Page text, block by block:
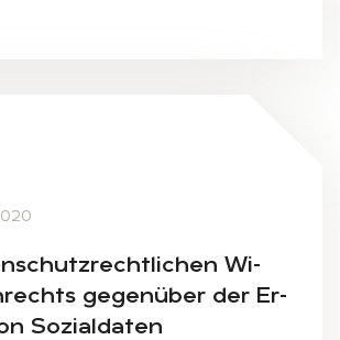
Wi­
ge­gen­über der Er­
So­zi­al­da­ten